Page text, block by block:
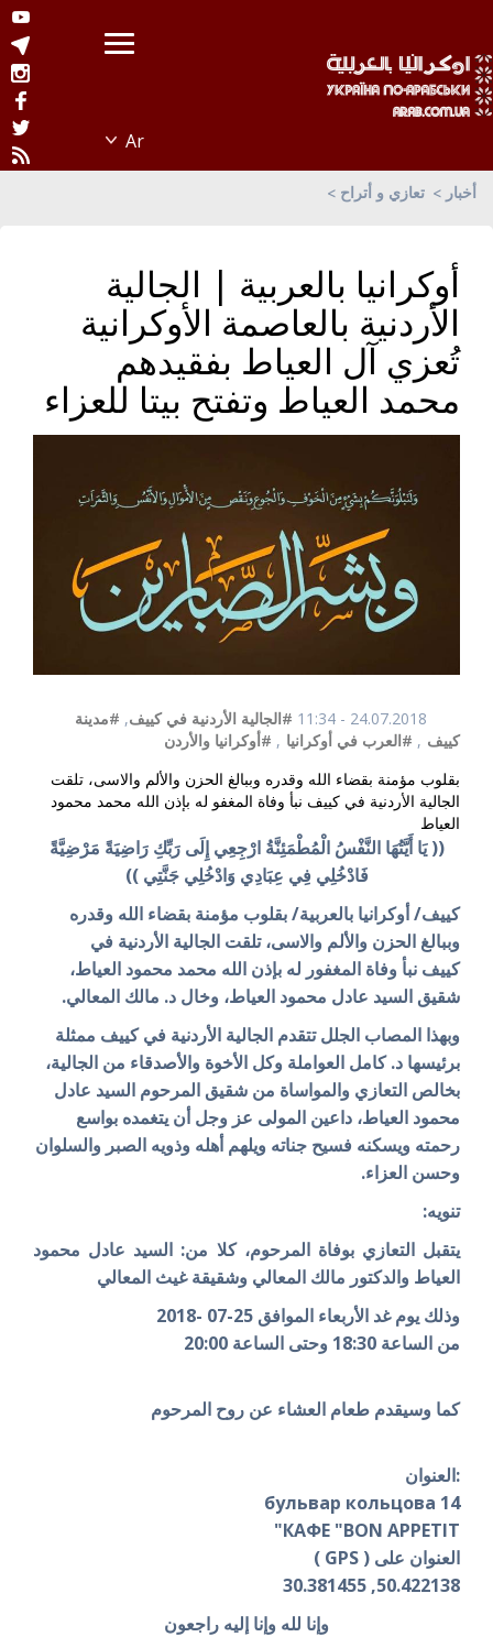
أخبار تعازي و أتراح
أوكرانيا بالعربية | الجالية
الأردنية بالعاصمة الأوكرانية
تُعزي آل العياط بفقيدهم
محمد العياط وتفتح بيتا للعزاء
24.07.2018 - 11:34 #الجالية الأردنية في كييف, #مدينة
كييف , #العرب في أوكرانيا , #أوكرانيا والأردن
بقلوب مؤمنة بقضاء الله وقدره وببالغ الحزن والألم والاسى، تلقت
الجالية الأردنية في كييف نبأ وفاة المغفو له بإذن الله محمد محمود
العياط
(( يَا أَيَّتُهَا النَّفْسُ الْمُطْمَئِنَّةُ ارْجِعِي إِلَى رَبِّكِ رَاضِيَةً مَرْضِيَّةً
فَادْخُلِي فِي عِبَادِي وَادْخُلِي جَنَّتِي ))
كييف/ أوكرانيا بالعربية/ بقلوب مؤمنة بقضاء الله وقدره
وببالغ الحزن والألم والاسى، تلقت الجالية الأردنية في
كييف نبأ وفاة المغفور له بإذن الله محمد محمود العياط،
شقيق السيد عادل محمود العياط، وخال د. مالك المعالي.
وبهذا المصاب الجلل تتقدم الجالية الأردنية في كييف ممثلة
برئيسها د. كامل العواملة وكل الأخوة والأصدقاء من الجالية،
بخالص التعازي والمواساة من شقيق المرحوم السيد عادل
محمود العياط، داعين المولى عز وجل أن يتغمده بواسع
رحمته ويسكنه فسيح جناته ويلهم أهله وذويه الصبر والسلوان
وحسن العزاء.
تنويه:
يتقبل التعازي بوفاة المرحوم، كلا من: السيد عادل محمود
العياط والدكتور مالك المعالي وشقيقة غيث المعالي
وذلك يوم غد الأربعاء الموافق 25-07 -2018
من الساعة 18:30 وحتى الساعة 20:00
كما وسيقدم طعام العشاء عن روح المرحوم
:العنوان
бульвар кольцова 14
КАФЕ "BON APPETIT"
العنوان على ( GPS )
50.422138, 30.381455
وإنا لله وإنا إليه راجعون